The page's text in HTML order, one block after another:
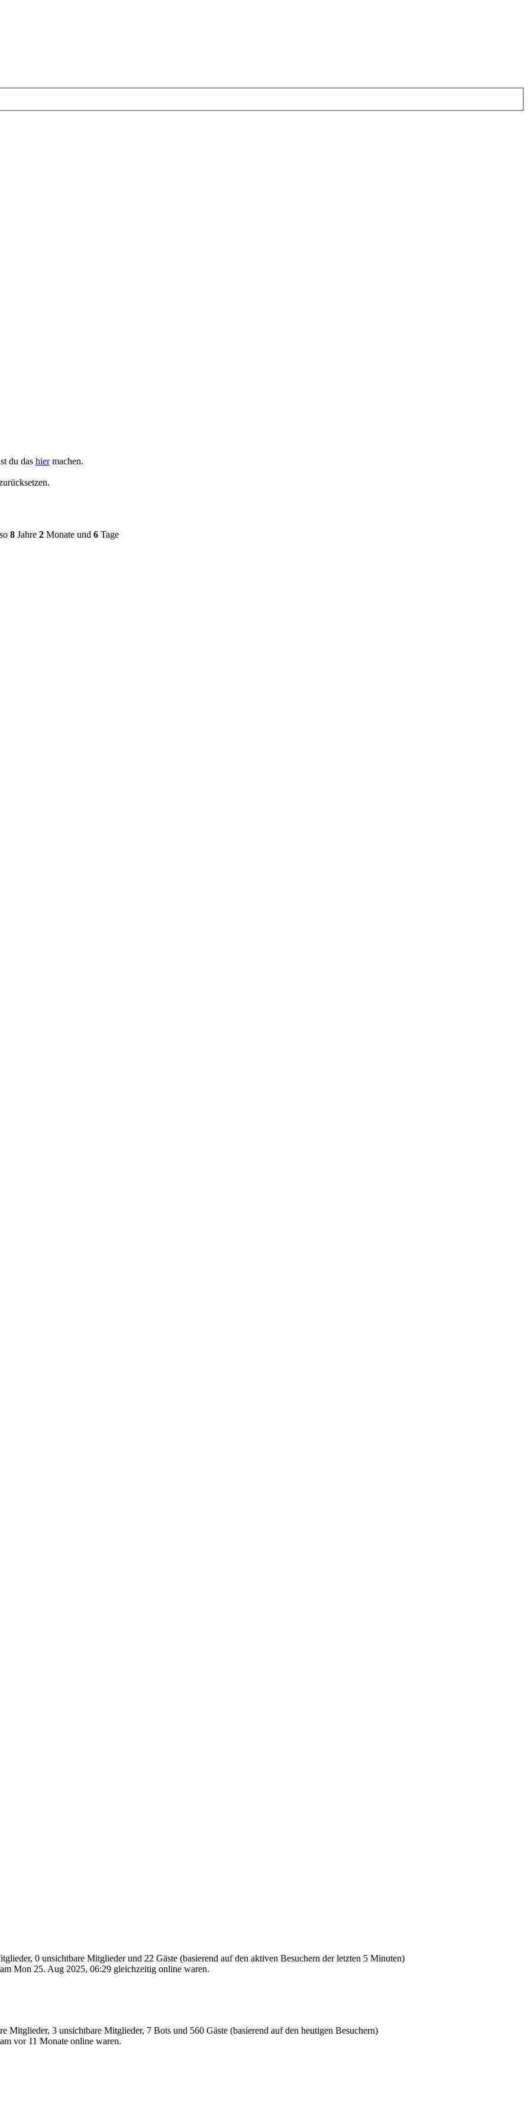
du das hiermachen.
8 Jahre 2 Monate und 6 Tage
0 unsichtbare Mitglieder und 22 Gäste (basierend auf den aktiven Besuchern der letzten 5 Minuten)
Mon 25. Aug 2025, 06:29 gleichzeitig online waren.
Mitglieder, 3 unsichtbare Mitglieder, 7 Bots und 560 Gäste (basierend auf den heutigen Besuchern)
vor 11 Monate online waren.